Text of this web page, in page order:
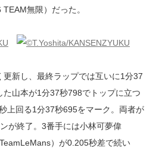
無限）だった。
新し、最終ラップでは互いに1分37
山本が1分37秒798でトップに立つ
上回る1分37秒695をマーク。両者が
が終了。3番手には小林可夢偉
）が0.205秒差で続い